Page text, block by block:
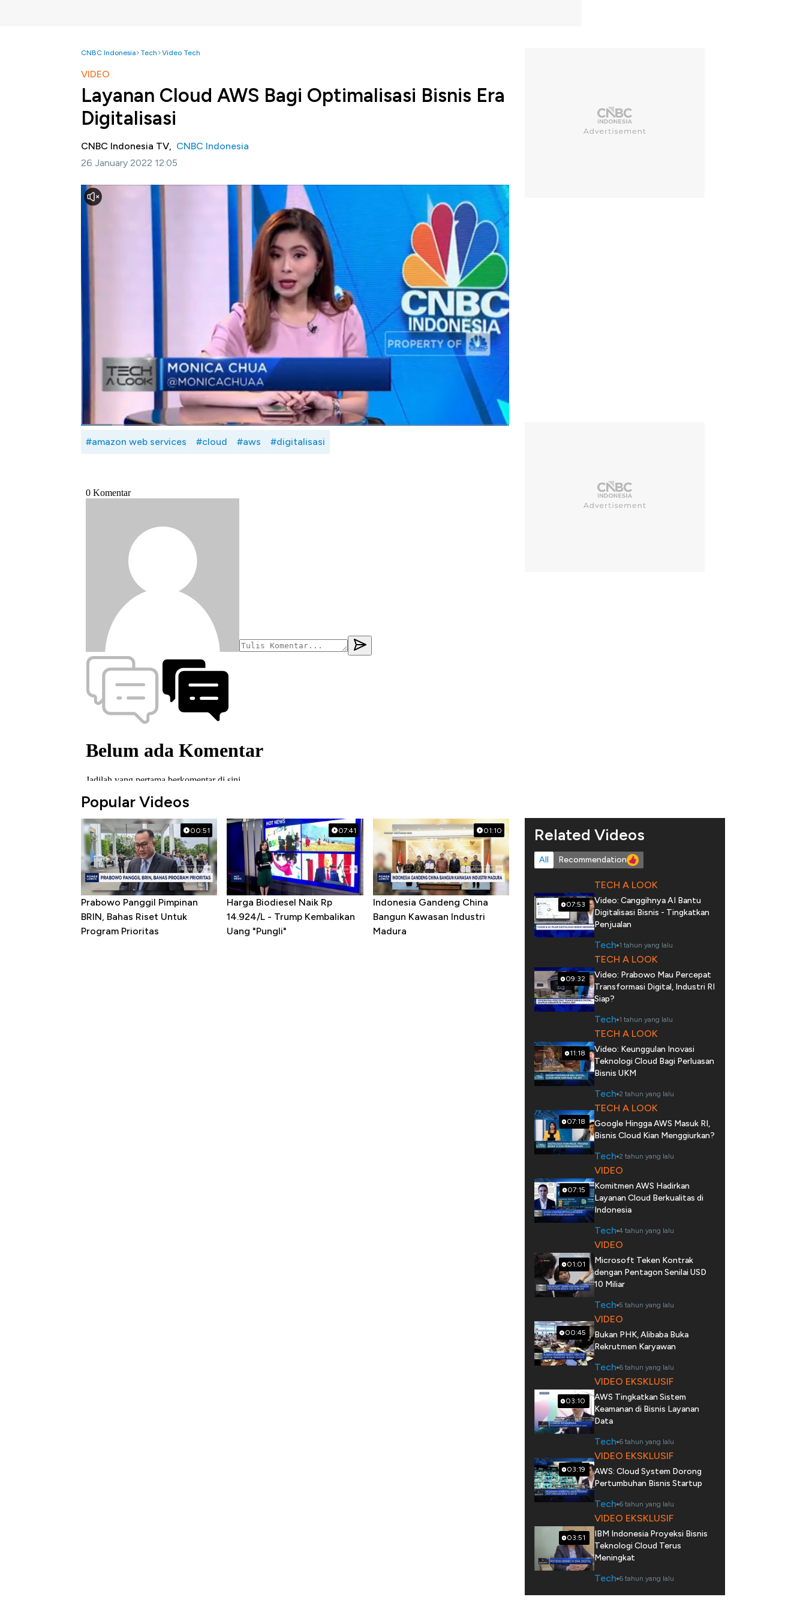
CNBC Indonesia Tech Video Tech
VIDEO
Layanan Cloud AWS Bagi Optimalisasi Bisnis Era
Digitalisasi
CNBC Indonesia TV, CNBC Indonesia
26 January 2022 12:05
Jakarta, CNBC Indonesia-
Pelaku industri nasional menyambut baik masuknya layanan data center
dari Penyedia layanan cloud, Amazon Web Services, Inc. (AWS) yang diharapkan dapat menopang
transformasi bisnis digital di Indonesia.
Managing Director ASEAN AWS, Conor McNamara menyebutkan pelanggan layanan cloud
setidaknya dapat mendapatkan 6 manfaat bagi perkembangan bisnis mulai dari layanan keamanan
dan keadilan, penghematan biaya hingga inovasi dan pengelolaan komputasi sekala tinggi bagi
Seperti apa layanan komputasi awan yang disetiakan AWS? Selengkapnya simak dialog Monica Chua
dengan Managing Director ASEAN AWS, Conor McNamara
dalamProfit,CNBCIndonesia (Rabu,
Bagikan:
#amazon web services #cloud #aws #digitalisasi
Popular Videos
00:51
Prabowo Panggil Pimpinan
BRIN, Bahas Riset Untuk
Program Prioritas
07:41
Harga Biodiesel Naik Rp
14.924/L - Trump Kembalikan
Uang "Pungli"
01:10
Indonesia Gandeng China
Bangun Kawasan Industri
Madura
Related Videos
All Recommendation
07:53
TECH A LOOK
Video: Canggihnya AI Bantu
Digitalisasi Bisnis - Tingkatkan
Penjualan
Tech 1 tahun yang lalu
09:32
TECH A LOOK
Video: Prabowo Mau Percepat
Transformasi Digital, Industri RI
Siap?
Tech 1 tahun yang lalu
11:18
TECH A LOOK
Video: Keunggulan Inovasi
Teknologi Cloud Bagi Perluasan
Bisnis UKM
Tech 2 tahun yang lalu
07:18
TECH A LOOK
Google Hingga AWS Masuk RI,
Bisnis Cloud Kian Menggiurkan?
Tech 2 tahun yang lalu
07:15
VIDEO
Komitmen AWS Hadirkan
Layanan Cloud Berkualitas di
Indonesia
Tech 4 tahun yang lalu
01:01
VIDEO
Microsoft Teken Kontrak
dengan Pentagon Senilai USD
10 Miliar
Tech 5 tahun yang lalu
00:45
VIDEO
Bukan PHK, Alibaba Buka
Rekrutmen Karyawan
Tech 6 tahun yang lalu
03:10
VIDEO EKSKLUSIF
AWS Tingkatkan Sistem
Keamanan di Bisnis Layanan
Data
Tech 6 tahun yang lalu
03:19
VIDEO EKSKLUSIF
AWS: Cloud System Dorong
Pertumbuhan Bisnis Startup
Tech 6 tahun yang lalu
03:51
VIDEO EKSKLUSIF
IBM Indonesia Proyeksi Bisnis
Teknologi Cloud Terus
Meningkat
Tech 6 tahun yang lalu